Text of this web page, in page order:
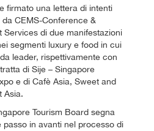
firmato una lettera di intenti
CEMS-Conference &
Services di due manifestazioni
segmenti luxury e food in cui
leader, rispettivamente con
di Sije – Singapore
e di Cafè Asia, Sweet and
Asia.
Tourism Board segna
passo in avanti nel processo di